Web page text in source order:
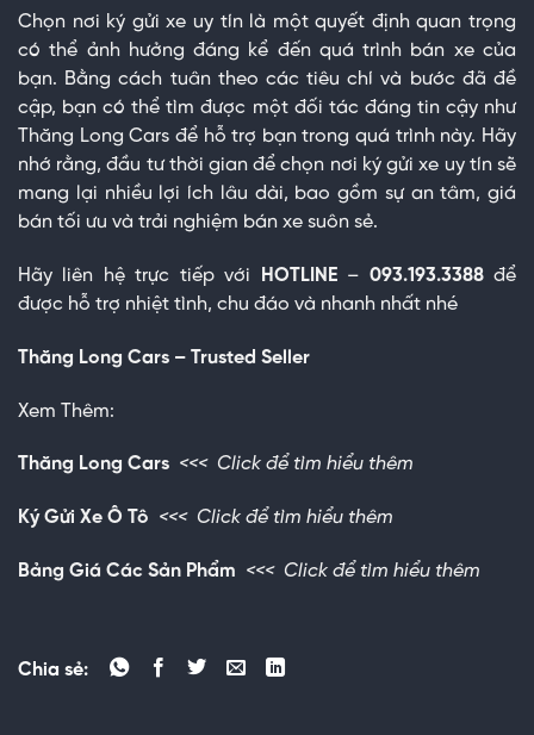
Chọn nơi ký gửi xe uy tín là một quyết định quan trọng
có thể ảnh hưởng đáng kể đến quá trình bán xe của
bạn. Bằng cách tuân theo các tiêu chí và bước đã đề
cập, bạn có thể tìm được một đối tác đáng tin cậy như
Thăng Long Cars để hỗ trợ bạn trong quá trình này. Hãy
nhớ rằng, đầu tư thời gian để chọn nơi ký gửi xe uy tín sẽ
mang lại nhiều lợi ích lâu dài, bao gồm sự an tâm, giá
bán tối ưu và trải nghiệm bán xe suôn sẻ.
Hãy liên hệ trực tiếp với HOTLINE– 093.193.3388để
được hỗ trợ nhiệt tình, chu đáo và nhanh nhất nhé
Thăng Long Cars – Trusted Seller
Xem Thêm:
Thăng Long Cars <<< Click để tìm hiểu thêm
Ký Gửi Xe Ô Tô <<< Click để tìm hiểu thêm
Bảng Giá Các Sản Phẩm <<< Click để tìm hiểu thêm
Chia sẻ: